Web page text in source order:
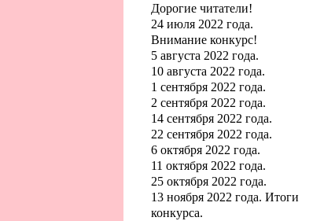
Дорогие читатели!
24 июля 2022 года.
Внимание конкурс!
5 августа 2022 года.
10 августа 2022 года.
1 сентября 2022 года.
2 сентября 2022 года.
14 сентября 2022 года.
22 сентября 2022 года.
6 октября 2022 года.
11 октября 2022 года.
25 октября 2022 года.
13 ноября 2022 года. Итоги
конкурса.